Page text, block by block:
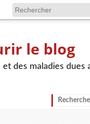
le blog
des maladies dues